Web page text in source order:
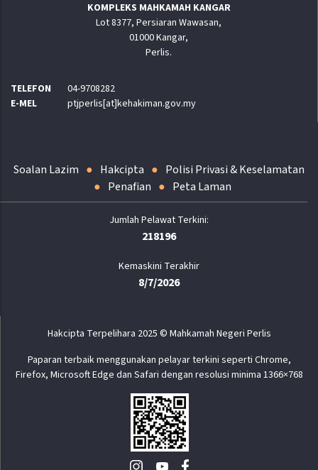
KOMPLEKS MAHKAMAH KANGAR
Lot 8377, Persiaran Wawasan,
01000 Kangar,
Perlis.
TELEFON
04-9708282
E-MEL
ptjperlis[at]kehakiman.gov.my
Soalan Lazim Hakcipta
Polisi Privasi & Keselamatan
Penafian
Peta Laman
218196
Kemaskini Terakhir
8/7/2026
Hakcipta Terpelihara 2025 © Mahkamah Negeri Perlis
Paparan terbaik menggunakan pelayar terkini seperti Chrome,
Firefox, Microsoft Edge dan Safari dengan resolusi minima 1366×768